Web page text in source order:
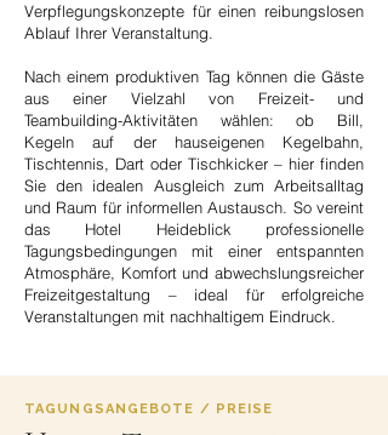
Verpflegungskonzepte für einen reibungslosen
Ablauf Ihrer Veranstaltung.
Nach einem produktiven Tag können die Gäste
aus einer Vielzahl von Freizeit- und
Teambuilding-Aktivitäten wählen: ob Bill,
Kegeln auf der hauseigenen Kegelbahn,
Tischtennis, Dart oder Tischkicker – hier finden
Sie den idealen Ausgleich zum Arbeitsalltag
und Raum für informellen Austausch. So vereint
das Hotel Heideblick professionelle
Tagungsbedingungen mit einer entspannten
Atmosphäre, Komfort und abwechslungsreicher
Freizeitgestaltung – ideal für erfolgreiche
Veranstaltungen mit nachhaltigem Eindruck.
TAGUNGSANGEBOTE / PREISE